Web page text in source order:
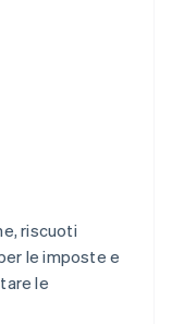
riscuoti
le imposte e
le